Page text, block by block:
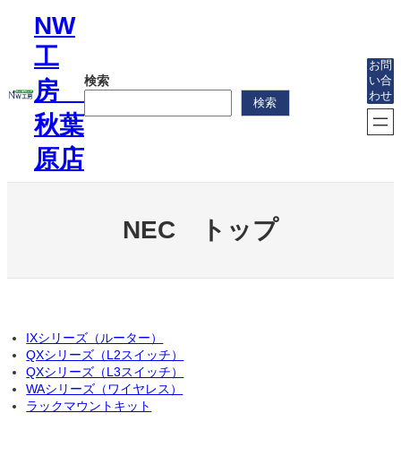
ッ
NW
工
房
秋葉
原店
検索
検索
お問
い合
わせ
NEC トップ
IXシリーズ（ルーター）
QXシリーズ（L2スイッチ）
QXシリーズ（L3スイッチ）
WAシリーズ（ワイヤレス）
ラックマウントキット